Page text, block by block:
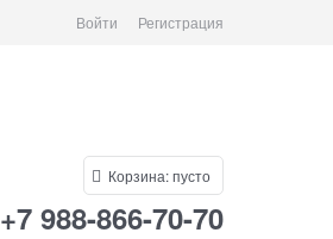
Войти Регистрация
Корзина:пусто
+7 988-866-70-70